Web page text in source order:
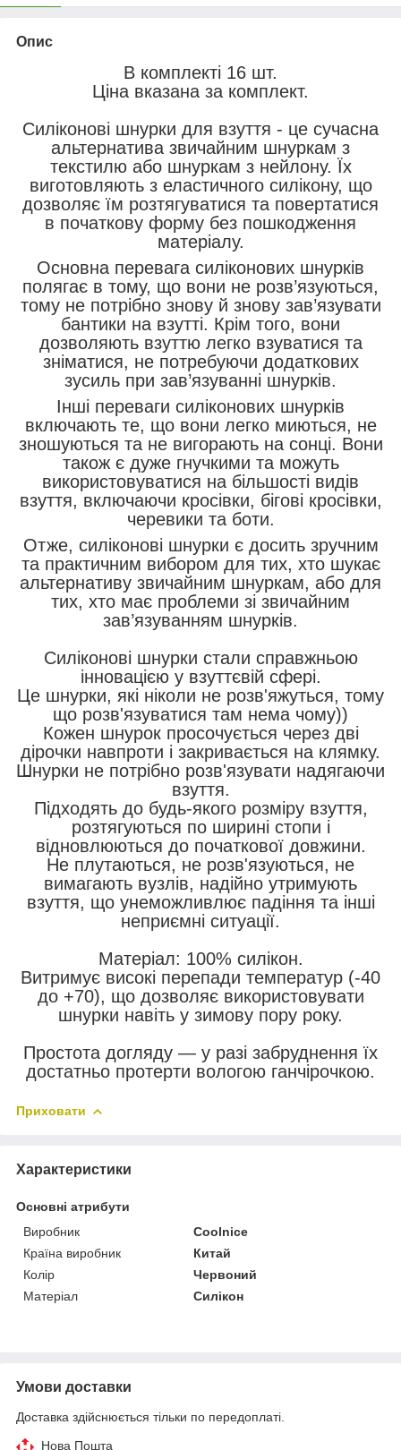
Опис
В комплекті 16 шт.
Ціна вказана за комплект.
Силіконові шнурки для взуття - це сучасна
альтернатива звичайним шнуркам з
текстилю або шнуркам з нейлону. Їх
виготовляють з еластичного силікону, що
дозволяє їм розтягуватися та повертатися
в початкову форму без пошкодження
матеріалу.
Основна перевага силіконових шнурків
полягає в тому, що вони не розв’язуються,
тому не потрібно знову й знову зав’язувати
бантики на взутті. Крім того, вони
дозволяють взуттю легко взуватися та
зніматися, не потребуючи додаткових
зусиль при зав’язуванні шнурків.
Інші переваги силіконових шнурків
включають те, що вони легко миються, не
зношуються та не вигорають на сонці. Вони
також є дуже гнучкими та можуть
використовуватися на більшості видів
взуття, включаючи кросівки, бігові кросівки,
черевики та боти.
Отже, силіконові шнурки є досить зручним
та практичним вибором для тих, хто шукає
альтернативу звичайним шнуркам, або для
тих, хто має проблеми зі звичайним
зав’язуванням шнурків.
Силіконові шнурки стали справжньою
інновацією у взуттєвій сфері.
Це шнурки, які ніколи не розв'яжуться, тому
що розв'язуватися там нема чому))
Кожен шнурок просочується через дві
дірочки навпроти і закривається на клямку.
Шнурки не потрібно розв'язувати надягаючи
взуття.
Підходять до будь-якого розміру взуття,
розтягуються по ширині стопи і
відновлюються до початкової довжини.
Не плутаються, не розв'язуються, не
вимагають вузлів, надійно утримують
взуття, що унеможливлює падіння та інші
неприємні ситуації.
Матеріал: 100% силікон.
Витримує високі перепади температур (-40
до +70), що дозволяє використовувати
шнурки навіть у зимову пору року.
Простота догляду ― у разі забруднення їх
достатньо протерти вологою ганчірочкою.
Приховати
Характеристики
Основні атрибути
Виробник
Coolnice
Країна виробник
Китай
Колір
Червоний
Матеріал
Силікон
Умови доставки
Доставка здійснюється тільки по передоплаті.
Нова Пошта